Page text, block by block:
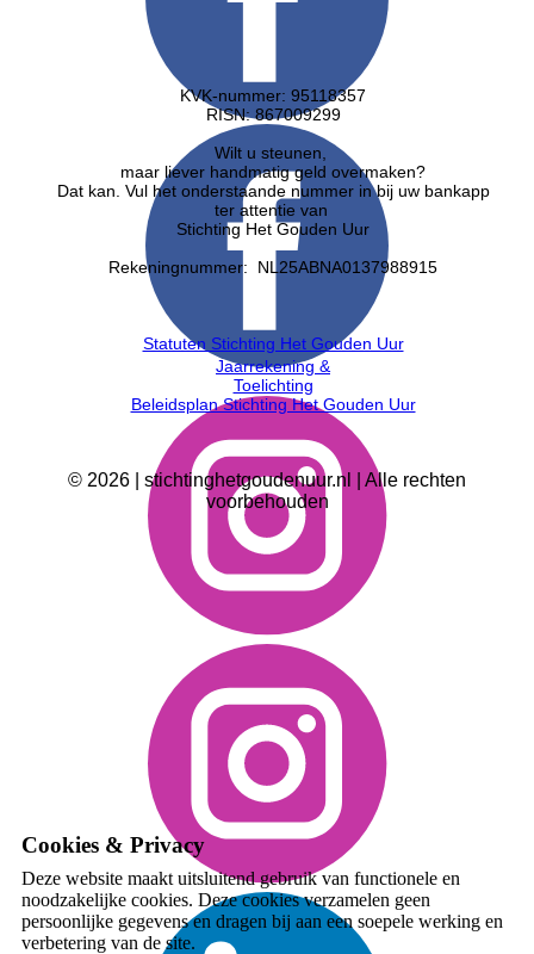
KVK-nummer: 95118357
RISN: ​867009299
Wilt u steunen,
maar liever handmatig geld overmaken?
Dat kan. Vul het onderstaande nummer in bij uw bankapp
ter attentie van
Stichting Het Gouden Uur
Rekeningnummer: NL25ABNA0137988915
Statuten Stichting Het Gouden Uur
Jaarrekening &
Toelichting
Beleidsplan Stichting Het Gouden Uur
© 2026 | stichtinghetgoudenuur.nl | Alle rechten
voorbehouden
Cookies & Privacy
Deze website maakt uitsluitend gebruik van functionele en
noodzakelijke cookies. Deze cookies verzamelen geen
persoonlijke gegevens en dragen bij aan een soepele werking en
verbetering van de site.